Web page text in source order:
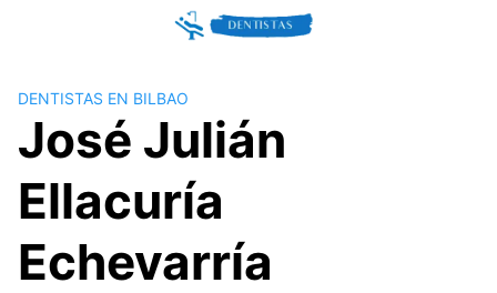
DENTISTAS EN BILBAO
José Julián
Ellacuría
Echevarría